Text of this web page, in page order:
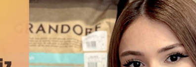
занимает много места.
лапами по её покрытию.
или другого привлекательного запаха.